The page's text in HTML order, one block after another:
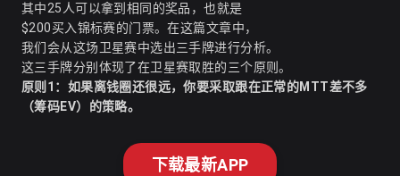
其中25人可以拿到相同的奖品，也就是
$200买入锦标赛的门票。在这篇文章中，
我们会从这场卫星赛中选出三手牌进行分析。
这三手牌分别体现了在卫星赛取胜的三个原则。
原则1：如果离钱圈还很远，你要采取跟在正常的MTT差不多
（筹码EV）的策略。
下载最新APP